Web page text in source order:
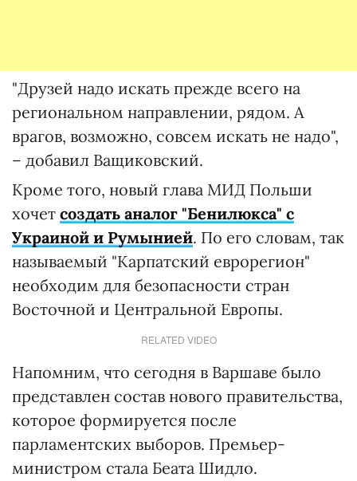
"Друзей надо искать прежде всего на
региональном направлении, рядом. А
врагов, возможно, совсем искать не надо",
– добавил Ващиковский.
Кроме того, новый глава МИД Польши
хочет создать аналог "Бенилюкса" с
Украиной и Румынией. По его словам, так
называемый "Карпатский еврорегион"
необходим для безопасности стран
Восточной и Центральной Европы.
RELATED VIDEO
Напомним, что сегодня в Варшаве было
представлен состав нового правительства,
которое формируется после
парламентских выборов. Премьер-
министром стала Беата Шидло.